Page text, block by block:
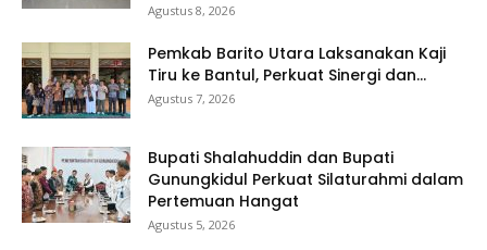
Agustus 8, 2026
Pemkab Barito Utara Laksanakan Kaji
Tiru ke Bantul, Perkuat Sinergi dan...
Agustus 7, 2026
Bupati Shalahuddin dan Bupati
Gunungkidul Perkuat Silaturahmi dalam
Pertemuan Hangat
Agustus 5, 2026